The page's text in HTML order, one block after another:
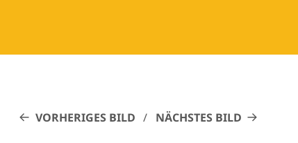
VORHERIGES BILD NÄCHSTES BILD